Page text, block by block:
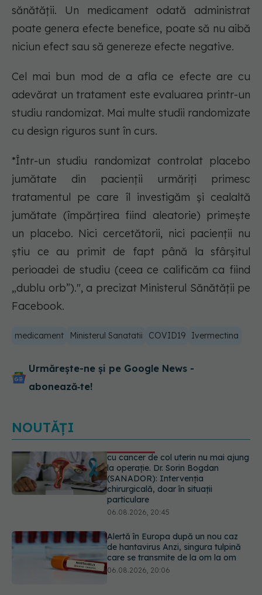
sănătății. Un medicament odată administrat
poate genera efecte benefice, poate să nu aibă
niciun efect sau să genereze efecte negative.
Cel mai bun mod de a afla ce efecte are cu
adevărat un tratament este evaluarea printr-un
studiu randomizat. Mai multe studii randomizate
cu design riguros sunt în curs.
*Într-un studiu randomizat controlat placebo
jumătate din pacienții urmăriți primesc
tratamentul pe care îl investigăm și cealaltă
jumătate (împărțirea fiind aleatorie) primește
un placebo. Nici cercetătorii, nici pacienții nu
știu ce au primit de fapt până la sfârșitul
perioadei de studiu (ceea ce calificăm ca fiind
„dublu orb”).", a precizat Ministerul Sănătății pe
Facebook.
medicament Ministerul Sanatatii COVID19 Ivermectina
Urmărește-ne și pe Google News -
abonează‑te!
NOUTĂȚI
Alertă în Europa după un nou caz
de hantavirus Anzi, singura tulpină
care se transmite de la om la om
06.08.2026, 20:06
Mii de angajați din Sănătate ar
putea primi salarii mai mari.
Sindicatele cer schimbarea legii
06.08.2026, 19:26